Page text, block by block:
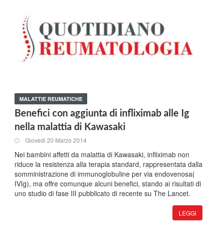
MALATTIE REUMATICHE
Benefici con aggiunta di infliximab alle Ig
nella malattia di Kawasaki
Giovedi 20 Marzo 2014
Nei bambini affetti da malattia di Kawasaki, infliximab non
riduce la resistenza alla terapia standard, rappresentata dalla
somministrazione di immunoglobuline per via endovenosa(
IVIg), ma offre comunque alcuni benefici, stando ai risultati di
uno studio di fase III pubblicato di recente su The Lancet.
LEGGI